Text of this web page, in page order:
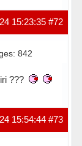
#72
15:23:35
842
???
#73
15:54:44